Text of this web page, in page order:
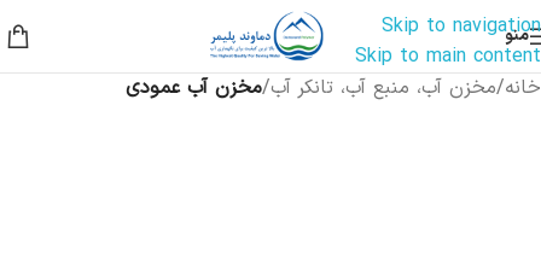
Skip to navigation
Skip to main content
منو
خانه مخزن آب، منبع آب، تانکر آب مخزن آب عمودی